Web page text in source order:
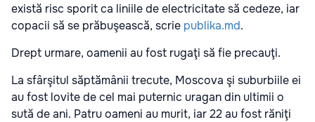
există risc sporit ca liniile de electricitate să cedeze, iar
copacii să se prăbuşească, scrie publika.md.
Drept urmare, oamenii au fost rugaţi să fie precauţi.
La sfârşitul săptămânii trecute, Moscova şi suburbiile ei
au fost lovite de cel mai puternic uragan din ultimii o
sută de ani. Patru oameni au murit, iar 22 au fost răniţi